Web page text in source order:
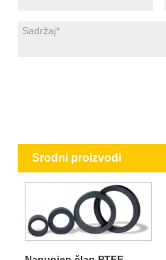
Srodni proizvodi